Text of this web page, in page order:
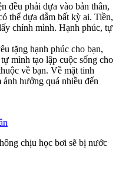
đều phải dựa vào bản thân,
thể dựa dẫm bất kỳ ai. Tiền,
chính mình. Hạnh phúc, tự
tặng hạnh phúc cho bạn,
mình tạo lập cuộc sống cho
về bạn. Về mặt tinh
hưởng quá nhiều đến
chịu học bơi sẽ bị nước